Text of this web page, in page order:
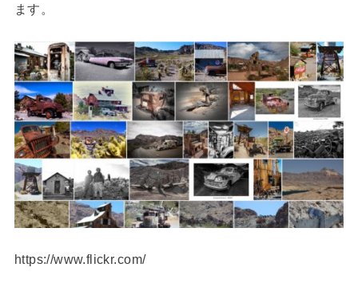
ます。
https://www.flickr.com/